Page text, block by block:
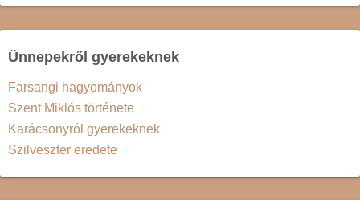
Ünnepekről gyerekeknek
Farsangi hagyományok
Szent Miklós története
Karácsonyról gyerekeknek
Szilveszter eredete